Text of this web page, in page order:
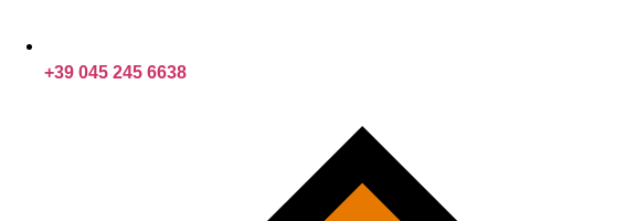
+39 045 245 6638